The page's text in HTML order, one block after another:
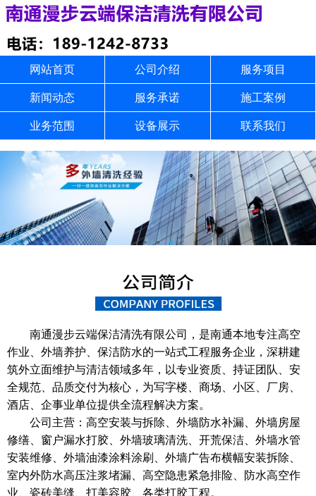
网站首页 公司介绍 服务项目
新闻动态 服务承诺 施工案例
业务范围 设备展示 联系我们
南通漫步云端保洁清洗有限公司，是南通本地专注高空
作业、外墙养护、保洁防水的一站式工程服务企业，深耕建
筑外立面维护与清洁领域多年，以专业资质、持证团队、安
全规范、品质交付为核心，为写字楼、商场、小区、厂房、
酒店、企事业单位提供全流程解决方案。
公司主营：高空安装与拆除、外墙防水补漏、外墙房屋
修缮、窗户漏水打胶、外墙玻璃清洗、开荒保洁、外墙水管
安装维修、外墙油漆涂料涂刷、外墙广告布横幅安装拆除、
室内外防水高压注浆堵漏、高空隐患紧急排险、防水高空作
业、瓷砖美缝、打美容胶、各类打胶工程。